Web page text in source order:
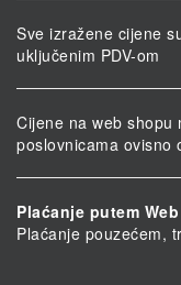
Sve izražene cijene
uključenim PDV-om
Cijene na web shopu
poslovnicama ovisno
Plaćanje putem
Plaćanje pouzećem,